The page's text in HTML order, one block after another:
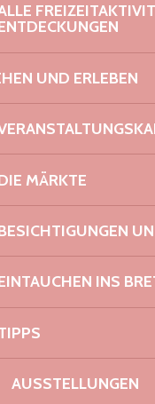
UND ERLEBEN
MÄRKTE
INS
AUSSTELLUNGEN